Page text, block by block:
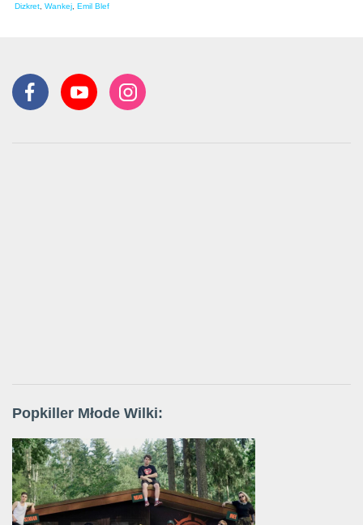
Dizkret Wankej Emil Blef
Popkiller Młode Wilki: